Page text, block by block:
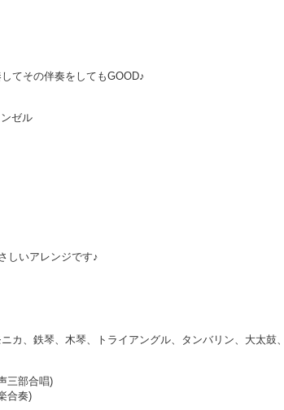
てその伴奏をしてもGOOD♪
ゼル
しいアレンジです♪
カ、鉄琴、木琴、トライアングル、タンバリン、大太鼓
三部合唱)
合奏)